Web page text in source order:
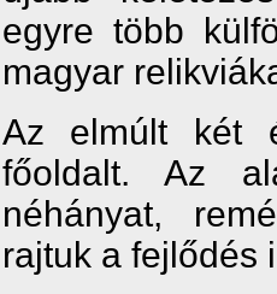
egyre több
magyar
Az elmúlt két
főoldalt. Az
néhányat,
rajtuk a fejlődés